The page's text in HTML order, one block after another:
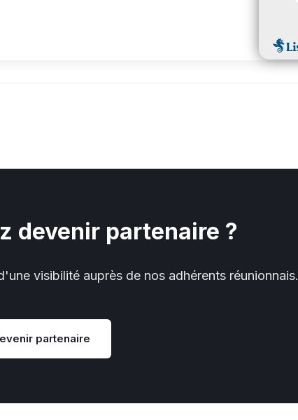
devenir partenaire ?
visibilité auprès de nos adhérents réunionnais.
partenaire